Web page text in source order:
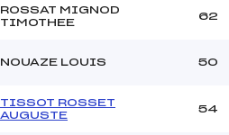
ROSSAT MIGNOD
TIMOTHEE
62
NOUAZE LOUIS 50
TISSOT ROSSET
AUGUSTE
54